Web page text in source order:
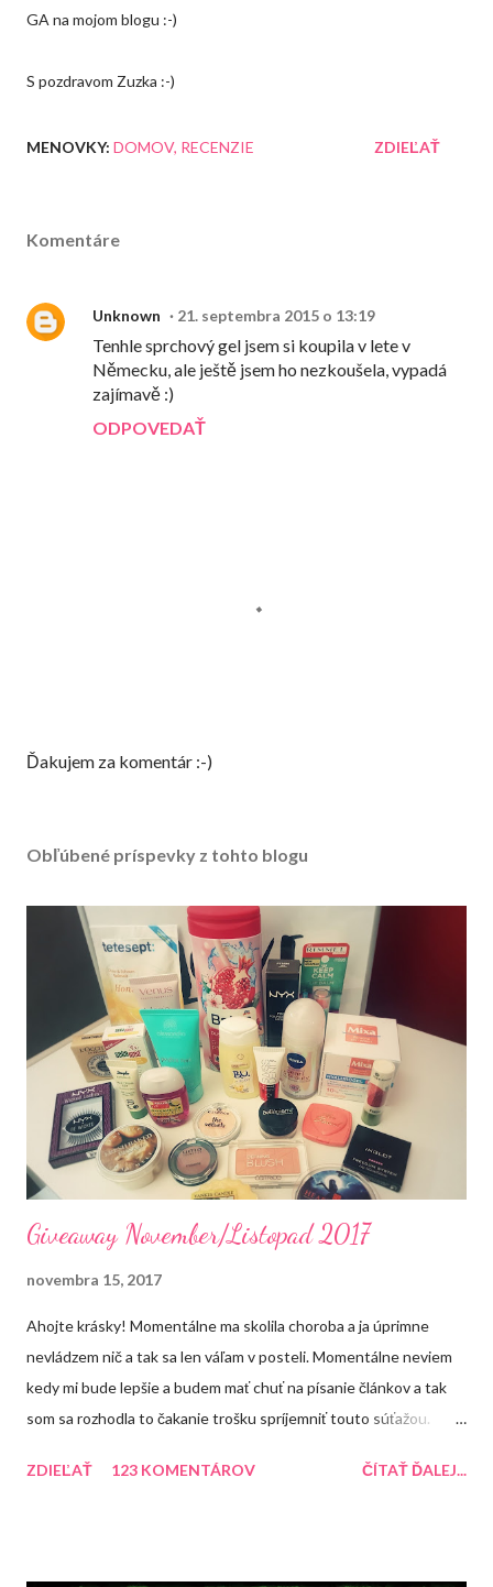
GA na mojom blogu :-)
S pozdravom Zuzka :-)
MENOVKY: DOMOV RECENZIE ZDIEĽAŤ
Komentáre
Unknown 21. septembra 2015 o 13:19
Tenhle sprchový gel jsem si koupila v lete v
Německu, ale ještě jsem ho nezkoušela, vypadá
zajímavě :)
ODPOVEDAŤ
Z
e
n
o
m
á
r
a
Ďakujem za komentár :-)
Obľúbené príspevky z tohto blogu
Giveaway November/Listopad 2017
novembra 15, 2017
Ahojte krásky! Momentálne ma skolila choroba a ja úprimne
nevládzem nič a tak sa len váľam v posteli. Momentálne neviem
kedy mi bude lepšie a budem mať chuť na písanie článkov a tak
som sa rozhodla to čakanie trošku spríjemniť touto súťažou.
naplno venovať blogu. Do konca roka mám pre Vás pripravené
ZDIEĽAŤ 123 KOMENTÁROV ČÍTAŤ ĎALEJ...